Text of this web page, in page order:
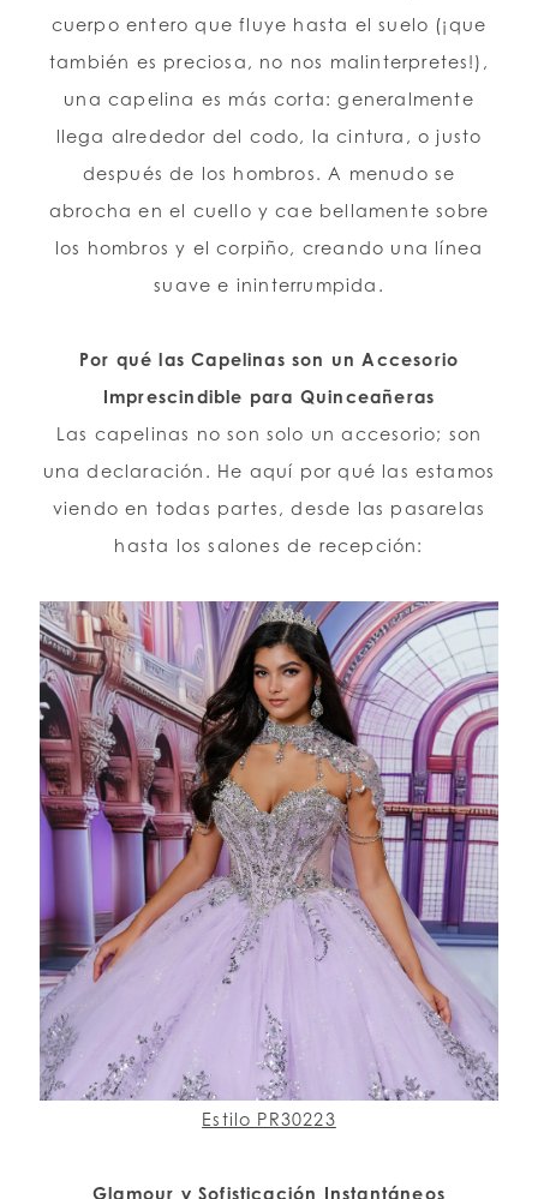
cuerpo entero que fluye hasta el suelo (¡que
también es preciosa, no nos malinterpretes!),
una capelina es más corta: generalmente
llega alrededor del codo, la cintura, o justo
después de los hombros. A menudo se
abrocha en el cuello y cae bellamente sobre
los hombros y el corpiño, creando una línea
suave e ininterrumpida.
Por qué las Capelinas son un Accesorio
Imprescindible para Quinceañeras
Las capelinas no son solo un accesorio; son
una declaración. He aquí por qué las estamos
viendo en todas partes, desde las pasarelas
hasta los salones de recepción:
Estilo PR30223
Glamour y Sofisticación Instantáneos